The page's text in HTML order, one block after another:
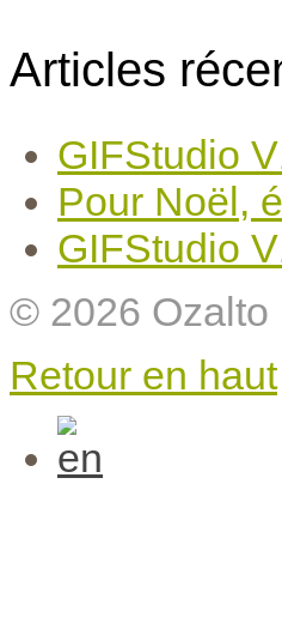
Articles
GIFStudio
Pour Noël,
GIFStudio
© 2026 Ozalto
Retour en haut